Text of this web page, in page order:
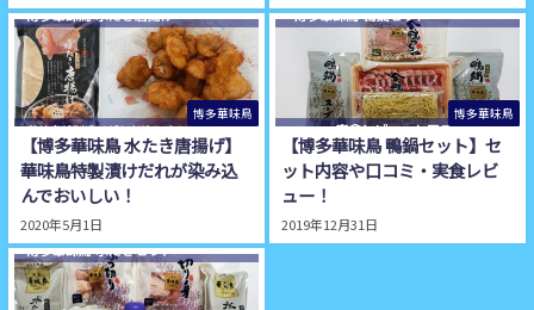
博多華味鳥
【博多華味鳥 水たき唐揚げ】
華味鳥特製漬けだれが染み込
んでおいしい！
2020年5月1日
博多華味鳥
【博多華味鳥 鴨鍋セット】セ
ット内容や口コミ・実食レビ
ュー！
2019年12月31日